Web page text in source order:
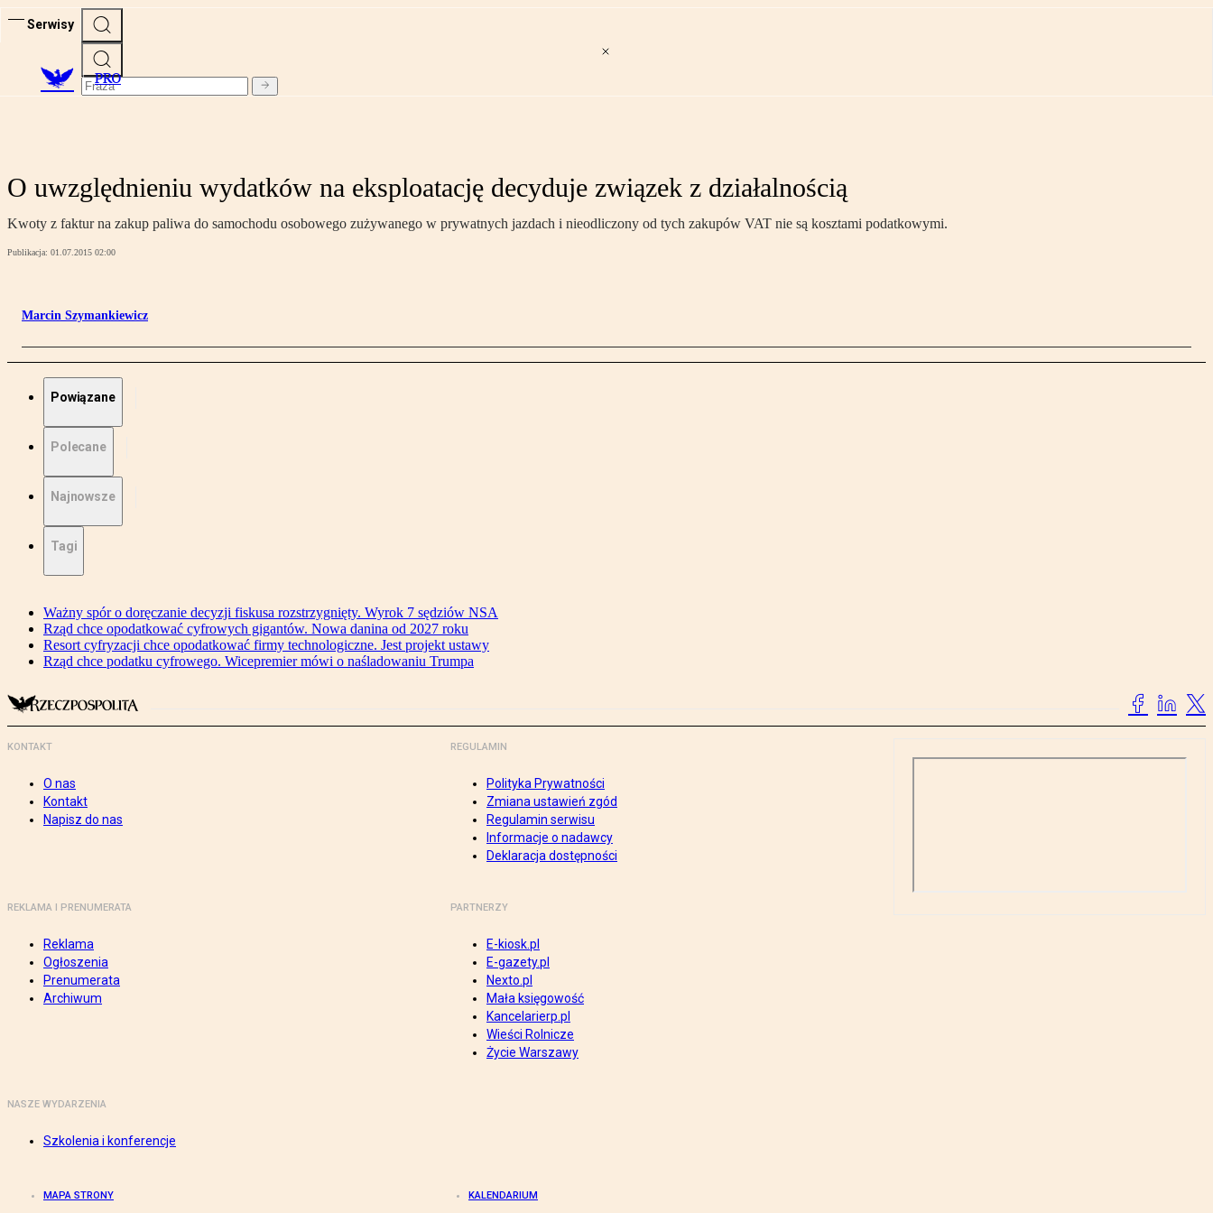
Serwisy
PRO
O uwzględnieniu wydatków na eksploatację decyduje związek z działalnością
Kwoty z faktur na zakup paliwa do samochodu osobowego zużywanego w prywatnych jazdach i nieodliczony od tych zakupów VAT nie są kosztami podatkowymi.
Publikacja: 01.07.2015 02:00
Marcin Szymankiewicz
Powiązane
Polecane
Najnowsze
Tagi
Ważny spór o doręczanie decyzji fiskusa rozstrzygnięty. Wyrok 7 sędziów NSA
Rząd chce opodatkować cyfrowych gigantów. Nowa danina od 2027 roku
Resort cyfryzacji chce opodatkować firmy technologiczne. Jest projekt ustawy
Rząd chce podatku cyfrowego. Wicepremier mówi o naśladowaniu Trumpa
KONTAKT
O nas
Kontakt
Napisz do nas
REGULAMIN
Polityka Prywatności
Zmiana ustawień zgód
Regulamin serwisu
Informacje o nadawcy
Deklaracja dostępności
REKLAMA I PRENUMERATA
Reklama
Ogłoszenia
Prenumerata
Archiwum
PARTNERZY
E-kiosk.pl
E-gazety.pl
Nexto.pl
Mała księgowość
Kancelarierp.pl
Wieści Rolnicze
Życie Warszawy
NASZE WYDARZENIA
Szkolenia i konferencje
MAPA STRONY KALENDARIUM